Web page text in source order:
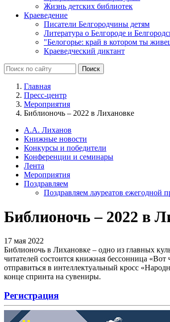
Жизнь детских библиотек
Краеведение
Писатели Белгородчины детям
Литература о Белгороде и
"Белогорье: край в котором ты
Краеведческий диктант
Главная
Пресс-центр
Мероприятия
Библионочь – 2022 в Лихановке
А.А. Лиханов
Книжные новости
Конкурсы и победители
Конференции и семинары
Лента
Мероприятия
Поздравляем
Поздравляем лауреатов ежегодной
Библионочь – 2022 в
17 мая 2022
Библионочь в Лихановке – одно из главных
читателей состоится книжная бессонница «Вот
отправиться в интеллектуальный кросс
конце спринта на сувениры.
Регистрация